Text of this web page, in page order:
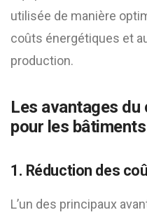
utilisée de manière
coûts énergétiques et
production.
Les avantages
pour les
1. Réduction des
L’un des principaux